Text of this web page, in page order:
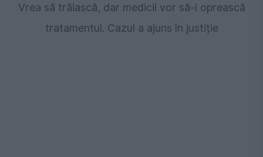
Vrea să trăiască, dar medicii vor să-i oprească
tratamentul. Cazul a ajuns în justiție